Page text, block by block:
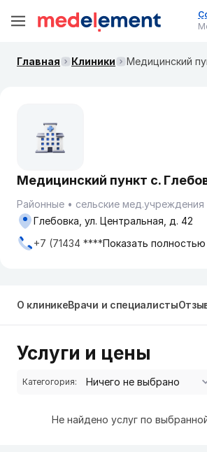
Главная Клиники Медицинский
Медицинский пункт с.
Районные
сельские мед.учреждения
Глебовка, ул. Центральная, д. 42
+7 (71434 ****Показать полностью
О клиникеВрачи и специалисты
Услуги и цены
Категогория:
Не найдено услуг по